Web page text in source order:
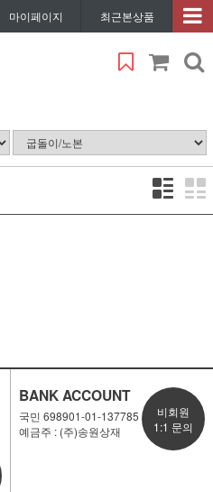
마이페이지 최근본상품
BANK ACCOUNT
국민 698901-01-137785
예금주 : (주)송원상재
비회원
1:1 문의